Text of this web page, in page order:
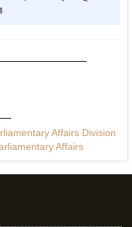
Affairs Division
Affairs